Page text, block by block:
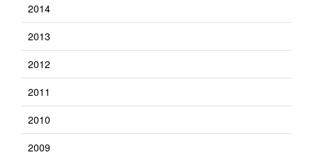
2014
2013
2012
2011
2010
2009